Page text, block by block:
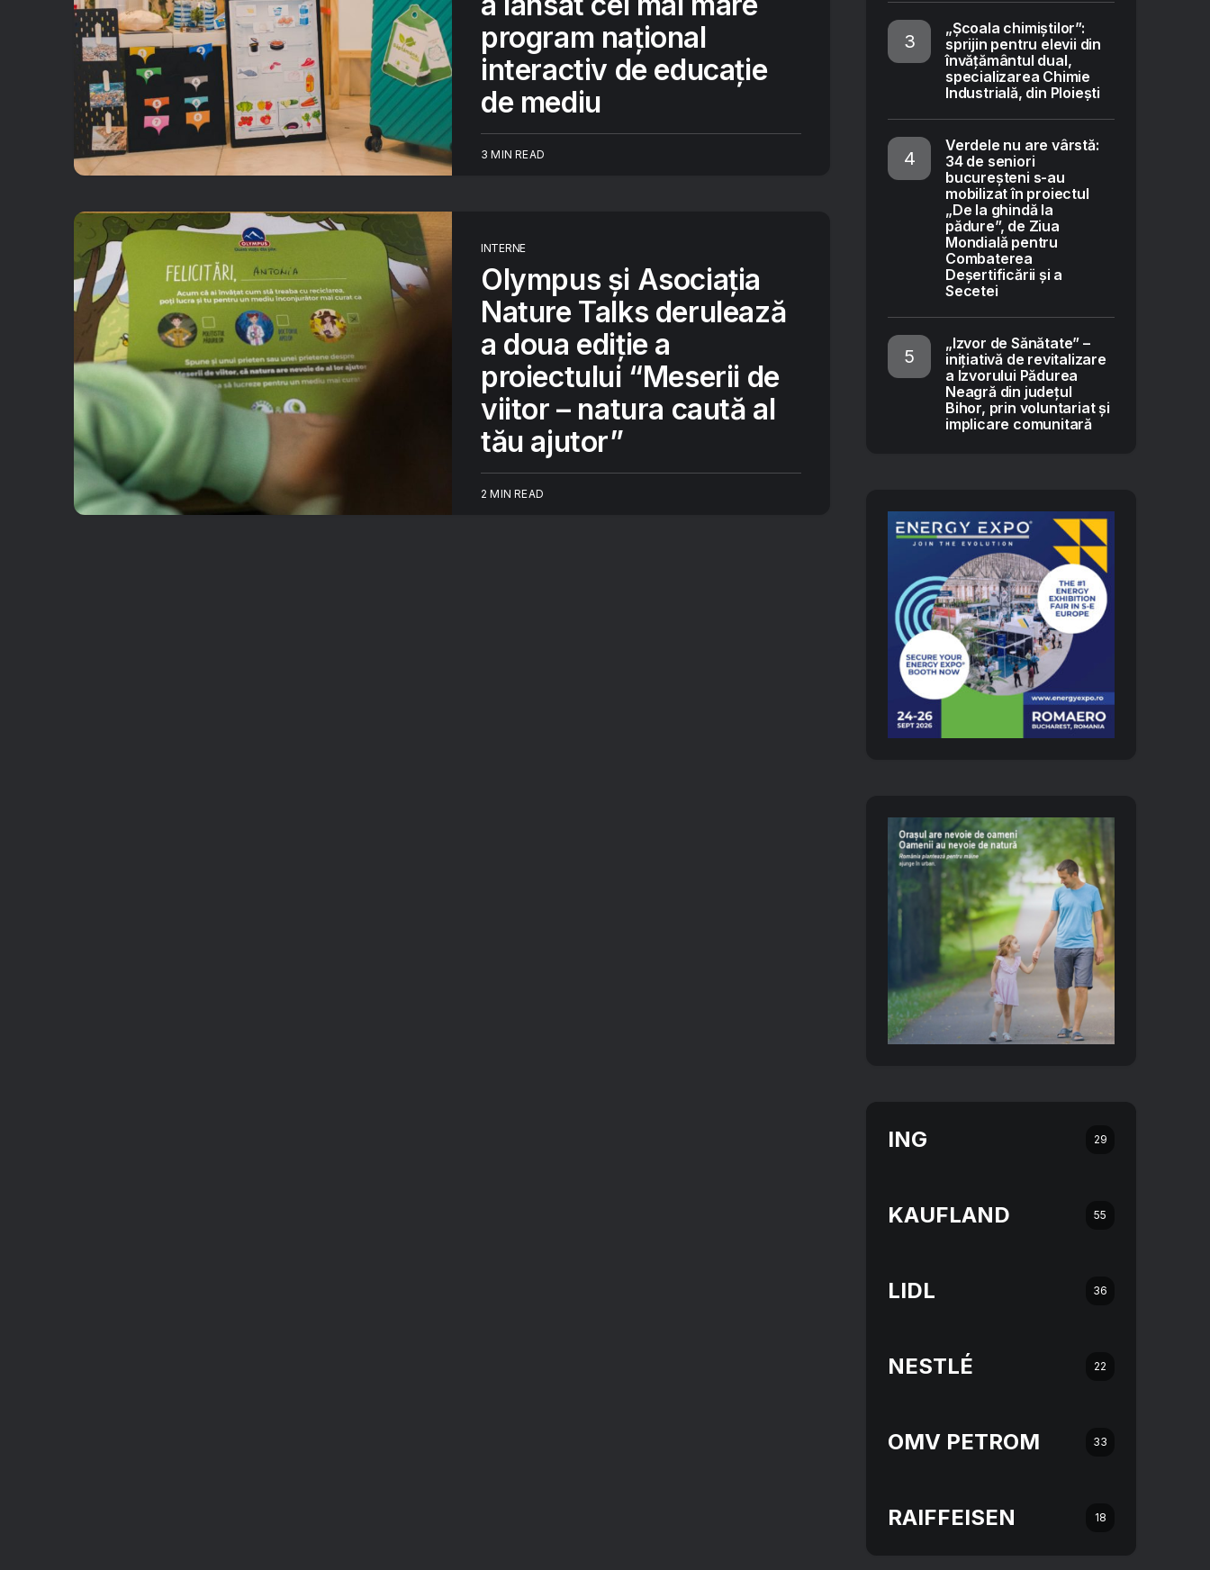
program național
interactiv de educație
de mediu
3 MIN READ
INTERNE
Olympus și Asociația
Nature Talks derulează
a doua ediție a
proiectului “Meserii de
viitor – natura caută al
tău ajutor”
2 MIN READ
„Școala chimiștilor”:
sprijin pentru elevii din
învățământul dual,
specializarea Chimie
Industrială, din Ploiești
Verdele nu are vârstă:
34 de seniori
bucureșteni s-au
mobilizat în proiectul
„De la ghindă la
pădure”, de Ziua
Mondială pentru
Combaterea
Deșertificării și a
Secetei
„Izvor de Sănătate” –
inițiativă de revitalizare
a Izvorului Pădurea
Neagră din județul
Bihor, prin voluntariat și
implicare comunitară
ING 29
KAUFLAND 55
LIDL 36
NESTLÉ 22
OMV PETROM 33
RAIFFEISEN 18